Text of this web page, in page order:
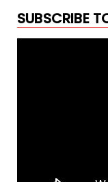
SUBSCRIBE